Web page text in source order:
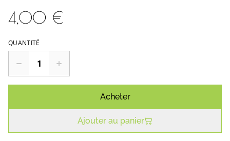
4,00 €
QUANTITÉ
Acheter
Ajouter au panier